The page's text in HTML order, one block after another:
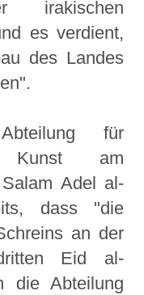
irakischen
es verdient,
des Landes
für
Kunst am
Adel al-
dass "die
an der
Eid al-
die Abteilung